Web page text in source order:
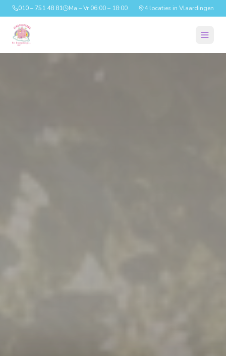
010 – 751 48 81 Ma – Vr 06:00 – 18:00 4 locaties in Vlaardingen